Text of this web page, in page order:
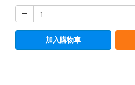
加入購物車